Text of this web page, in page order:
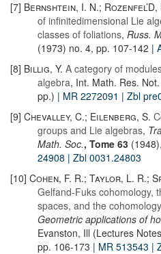
[7] Bernshtein, I. N.; Rozenfel’D,
of infinitedimensional Lie
classes of foliations, Russ.
(1973) no. 4, pp. 107-142 |
[8] Billig, Y. A category of
algebra, Int. Math. Res.
pp.) | MR 2272091 | Zbl
[9] Chevalley, C.; Eilenberg, S.
groups and Lie algebras,
Math. Soc., Tome 63
24908 | Zbl 0031.24803
[10] Cohen, F. R.; Taylor, L. R.;
Gelfand-Fuks cohomology,
spaces, and the
Geometric applications of
Evanston, Ill (Lectures
pp. 106-173 | MR 513543 |